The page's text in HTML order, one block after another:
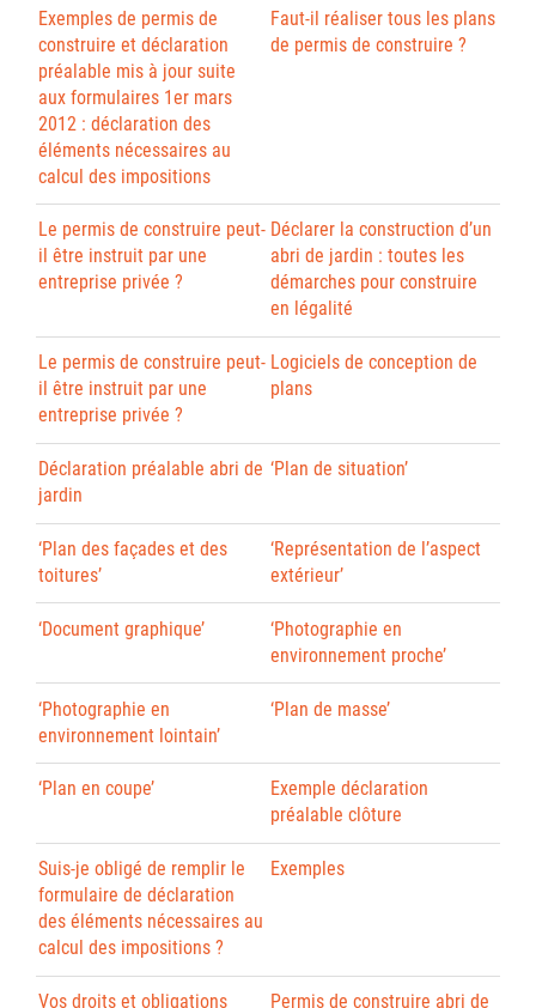
Exemples de permis de
construire et déclaration
préalable mis à jour suite
aux formulaires 1er mars
2012 : déclaration des
éléments nécessaires au
calcul des impositions
Faut-il réaliser tous les plans
de permis de construire ?
Le permis de construire peut-
il être instruit par une
entreprise privée ?
Déclarer la construction d’un
abri de jardin : toutes les
démarches pour construire
en légalité
Le permis de construire peut-
il être instruit par une
entreprise privée ?
Logiciels de conception de
plans
Déclaration préalable abri de
jardin
‘Plan de situation’
‘Plan des façades et des
toitures’
‘Représentation de l’aspect
extérieur’
‘Document graphique’
‘Photographie en
environnement proche’
‘Photographie en
environnement lointain’
‘Plan de masse’
‘Plan en coupe’
Exemple déclaration
préalable clôture
Suis-je obligé de remplir le
formulaire de déclaration
des éléments nécessaires au
calcul des impositions ?
Exemples
Vos droits et obligations Permis de construire abri de